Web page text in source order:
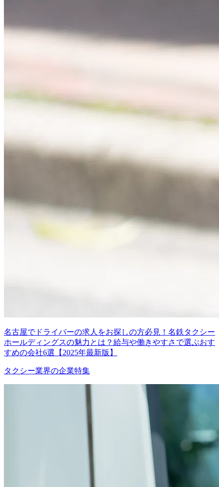
名古屋でドライバーの求人をお探しの方必見！名鉄タクシー
ホールディングスの魅力とは？給与や働きやすさで選ぶおす
すめの会社6選【2025年最新版】
タクシー業界の企業特集